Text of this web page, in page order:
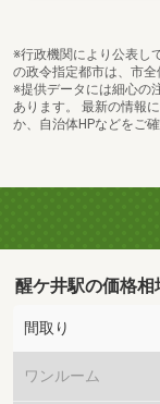
※行政機関により公表し
の政令指定都市は、市全
※提供データには細心の
あります。 最新の情報
か、自治体HPなどをご確
醒ケ井駅の価格相
間取り
ワンルーム